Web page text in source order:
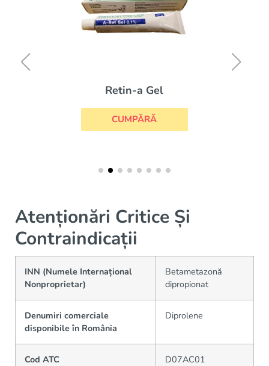
Aczone
Atenționări Critice Și
Contraindicații
INN (Numele Internațional
Nonproprietar)
Betametazonă
dipropionat
Denumiri comerciale
disponibile în România
Diprolene
Cod ATC D07AC01